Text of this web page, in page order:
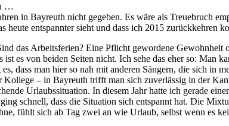
…
in Bay­reuth nicht ge­ge­ben. Es wäre als Treue­bruch
heu­te ent­spann­ter sieht und dass ich 2015 zu­rück­keh­ren
das Ar­beits­fe­ri­en? Eine Pflicht ge­wor­de­ne Ge­wohn­heit
es von bei­den Sei­ten nicht. Ich sehe das eher so: Man
dass man hier so nah mit an­de­ren Sän­gern, die sich in
Kol­le­ge – in Bay­reuth trifft man sich zu­ver­läs­sig in der
Ur­laubs­si­tua­ti­on. In die­sem Jahr hat­te ich ge­ra­de
schnell, dass die Si­tua­ti­on sich ent­spannt hat. Die
fühlt sich ab Tag zwei an wie Ur­laub, selbst wenn es